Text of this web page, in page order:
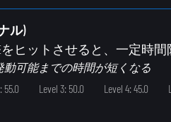
ル)
ヒットさせると、一定時間
動可能までの時間が短くなる
55.0 Level 3: 50.0 Level 4: 45.0